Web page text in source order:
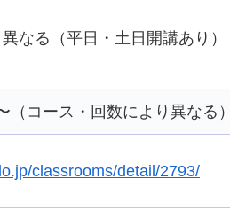
なる（平日・土日開講あり）
（コース・回数により異なる
classrooms/detail/2793/